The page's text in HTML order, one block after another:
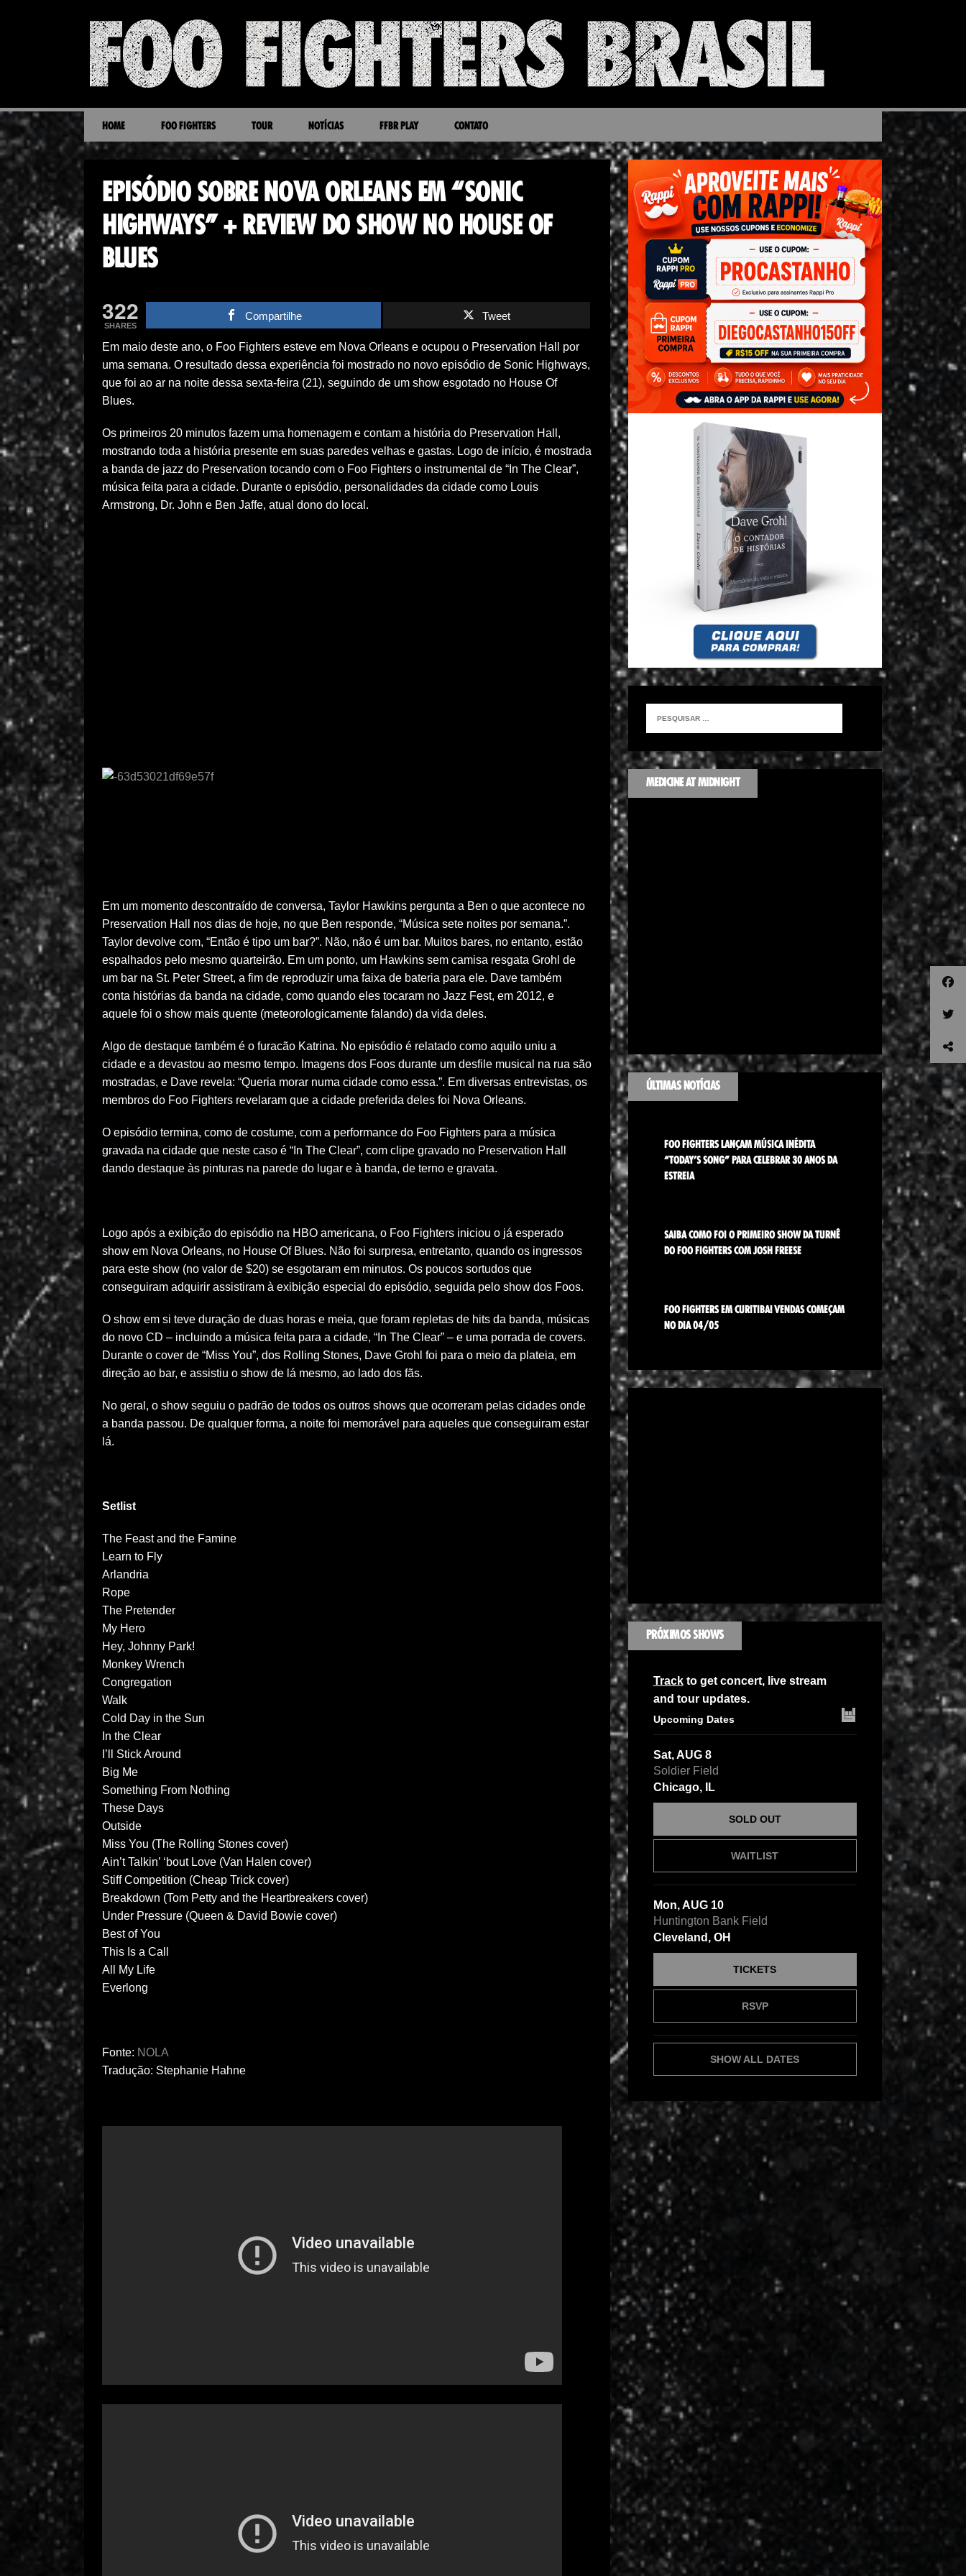
HOME FOO FIGHTERS TOUR NOTÍCIAS FFBR PLAY CONTATO
EPISÓDIO SOBRE NOVA ORLEANS EM “SONIC
HIGHWAYS” + REVIEW DO SHOW NO HOUSE OF
BLUES
322
SHARES
Compartilhe Tweet
Em maio deste ano, o Foo Fighters esteve em Nova Orleans e ocupou o Preservation Hall por
uma semana. O resultado dessa experiência foi mostrado no novo episódio de Sonic Highways,
que foi ao ar na noite dessa sexta-feira (21), seguindo de um show esgotado no House Of
Blues.
Os primeiros 20 minutos fazem uma homenagem e contam a história do Preservation Hall,
mostrando toda a história presente em suas paredes velhas e gastas. Logo de início, é mostrada
a banda de jazz do Preservation tocando com o Foo Fighters o instrumental de “In The Clear”,
música feita para a cidade. Durante o episódio, personalidades da cidade como Louis
Armstrong, Dr. John e Ben Jaffe, atual dono do local.
Em um momento descontraído de conversa, Taylor Hawkins pergunta a Ben o que acontece no
Preservation Hall nos dias de hoje, no que Ben responde, “Música sete noites por semana.”.
Taylor devolve com, “Então é tipo um bar?”. Não, não é um bar. Muitos bares, no entanto, estão
espalhados pelo mesmo quarteirão. Em um ponto, um Hawkins sem camisa resgata Grohl de
um bar na St. Peter Street, a fim de reproduzir uma faixa de bateria para ele. Dave também
conta histórias da banda na cidade, como quando eles tocaram no Jazz Fest, em 2012, e
aquele foi o show mais quente (meteorologicamente falando) da vida deles.
Algo de destaque também é o furacão Katrina. No episódio é relatado como aquilo uniu a
cidade e a devastou ao mesmo tempo. Imagens dos Foos durante um desfile musical na rua são
mostradas, e Dave revela: “Queria morar numa cidade como essa.”. Em diversas entrevistas, os
membros do Foo Fighters revelaram que a cidade preferida deles foi Nova Orleans.
O episódio termina, como de costume, com a performance do Foo Fighters para a música
gravada na cidade que neste caso é “In The Clear”, com clipe gravado no Preservation Hall
dando destaque às pinturas na parede do lugar e à banda, de terno e gravata.
Logo após a exibição do episódio na HBO americana, o Foo Fighters iniciou o já esperado
show em Nova Orleans, no House Of Blues. Não foi surpresa, entretanto, quando os ingressos
para este show (no valor de $20) se esgotaram em minutos. Os poucos sortudos que
conseguiram adquirir assistiram à exibição especial do episódio, seguida pelo show dos Foos.
O show em si teve duração de duas horas e meia, que foram repletas de hits da banda, músicas
do novo CD – incluindo a música feita para a cidade, “In The Clear” – e uma porrada de covers.
Durante o cover de “Miss You”, dos Rolling Stones, Dave Grohl foi para o meio da plateia, em
direção ao bar, e assistiu o show de lá mesmo, ao lado dos fãs.
No geral, o show seguiu o padrão de todos os outros shows que ocorreram pelas cidades onde
a banda passou. De qualquer forma, a noite foi memorável para aqueles que conseguiram estar
lá.
Setlist
The Feast and the Famine
Learn to Fly
Arlandria
Rope
The Pretender
My Hero
Hey, Johnny Park!
Monkey Wrench
Congregation
Walk
Cold Day in the Sun
In the Clear
I’ll Stick Around
Big Me
Something From Nothing
These Days
Outside
Miss You (The Rolling Stones cover)
Ain’t Talkin’ ‘bout Love (Van Halen cover)
Stiff Competition (Cheap Trick cover)
Breakdown (Tom Petty and the Heartbreakers cover)
Under Pressure (Queen & David Bowie cover)
Best of You
This Is a Call
All My Life
Everlong
Fonte: NOLA
Tradução: Stephanie Hahne
MEDICINE AT MIDNIGHT
ÚLTIMAS NOTÍCIAS
FOO FIGHTERS LANÇAM MÚSICA INÉDITA
“TODAY’S SONG” PARA CELEBRAR 30 ANOS DA
ESTREIA
SAIBA COMO FOI O PRIMEIRO SHOW DA TURNÊ
DO FOO FIGHTERS COM JOSH FREESE
FOO FIGHTERS EM CURITIBA! VENDAS COMEÇAM
NO DIA 04/05
PRÓXIMOS SHOWS
Trackto get concert, live stream
and tour updates.
Upcoming Dates
Sat, AUG 8
Soldier Field
Chicago, IL
WAITLIST
SOLD OUT
Mon, AUG 10
Huntington Bank Field
Cleveland, OH
RSVP
TICKETS
SHOW ALL DATES